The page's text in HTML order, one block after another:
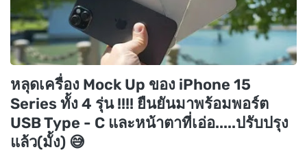
หลุดเครื่อง Mock Up ของ iPhone 15
Series ทั้ง 4 รุ่น !!!! ยืนยันมาพร้อมพอร์ต
USB Type - C และหน้าตาที่เอ่อ.....ปรับปรุง
แล้ว(มั้ง) 😅